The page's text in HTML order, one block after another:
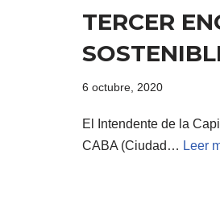
TERCER
6 octubre, 2020
El Intendente de la
CABA (Ciudad… Leer